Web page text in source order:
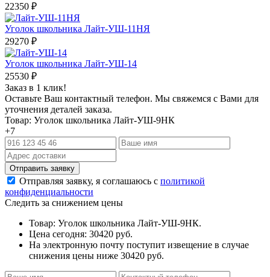
22350 ₽
Уголок школьника Лайт-УШ-11НЯ
29270 ₽
Уголок школьника Лайт-УШ-14
25530 ₽
Заказ в 1 клик!
Оставьте Ваш контактный телефон. Мы свяжемся с Вами для
уточнения деталей заказа.
Товар: Уголок школьника Лайт-УШ-9НК
+7
Отправляя заявку, я соглашаюсь с политикой
конфиденциальности
Следить за снижением цены
Товар: Уголок школьника Лайт-УШ-9НК.
Цена сегодня: 30420 руб.
На электронную почту поступит извещение в случае
снижения цены ниже 30420 руб.